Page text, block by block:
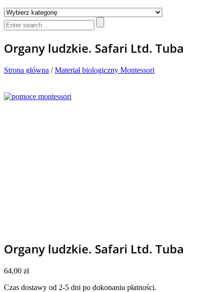
Organy ludzkie. Safari Ltd. Tuba
Strona główna /Materiał biologiczny Montessori
Organy ludzkie. Safari Ltd. Tuba
64,00 zł
Czas dostawy od 2-5 dni po dokonaniu płatności.